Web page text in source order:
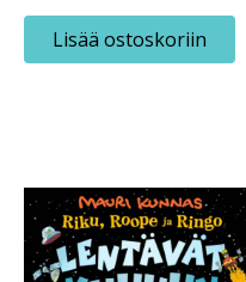
Lisää ostoskoriin